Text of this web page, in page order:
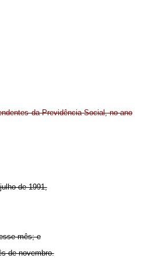
da Previdência Social, no ano
de 1991,
mês; e
de novembro.